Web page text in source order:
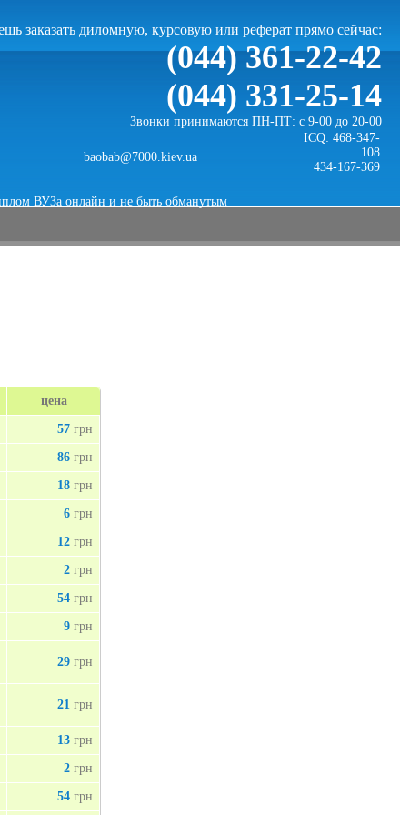
заказать диломную, курсовую или реферат прямо сейчас:
(044) 361-22-42
(044) 331-25-14
Звонки принимаются ПН-ПТ: с 9-00 до 20-00
baobab@7000.kiev.ua
ICQ: 468-347-
108
434-167-369
ВУЗа онлайн и не быть обманутым
цена
57 грн
86 грн
18 грн
6 грн
12 грн
2 грн
54 грн
9 грн
29 грн
21 грн
13 грн
2 грн
54 грн